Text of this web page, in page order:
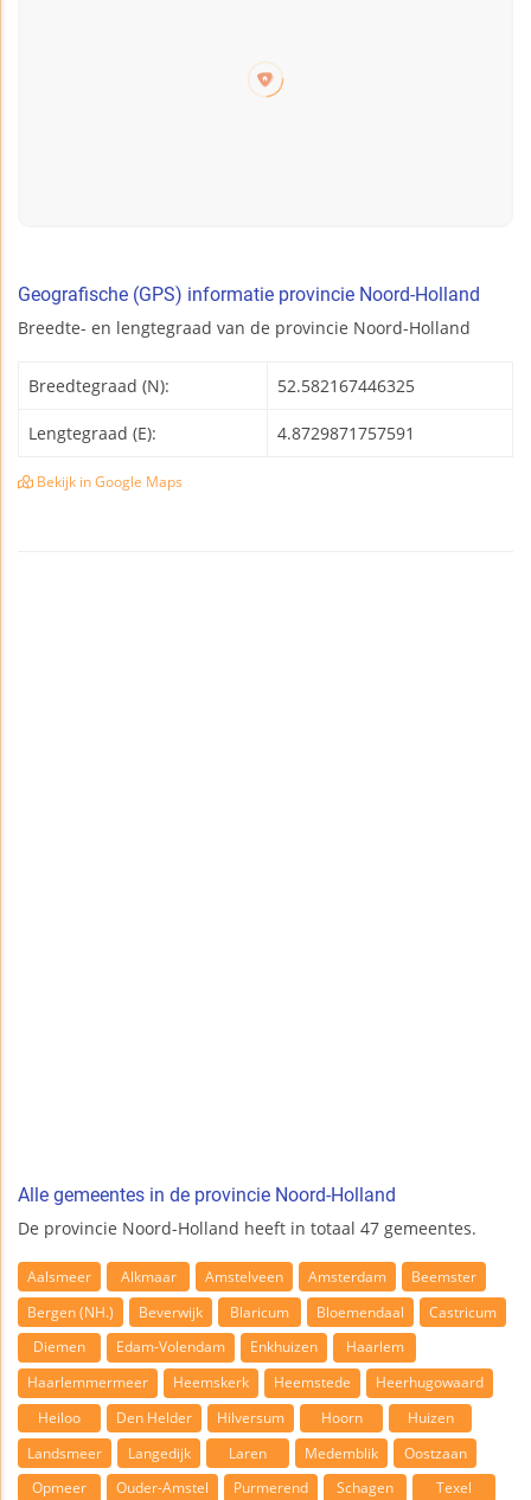
Geografische (GPS) informatie provincie Noord-Holland
Breedte- en lengtegraad van de provincie Noord-Holland
Breedtegraad (N): 52.582167446325
Lengtegraad (E): 4.8729871757591
Bekijk in Google Maps
Alle gemeentes in de provincie Noord-Holland
De provincie Noord-Holland heeft in totaal 47 gemeentes.
Aalsmeer Alkmaar Amstelveen Amsterdam
Beemster
Bergen (NH.)
Beverwijk Blaricum Bloemendaal
Castricum
Diemen
Edam-Volendam Enkhuizen
Haarlem
Haarlemmermeer
Heemskerk Heemstede
Heerhugowaard
Heiloo
Den Helder Hilversum Hoorn
Huizen
Landsmeer
Langedijk Laren Medemblik
Oostzaan
Opmeer
Ouder-Amstel Purmerend Schagen
Texel